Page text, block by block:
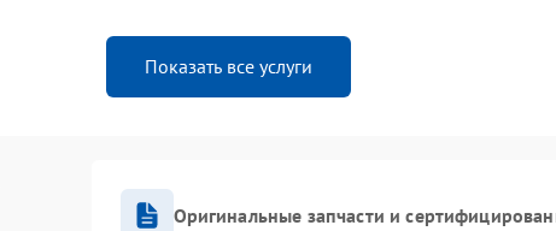
Показать все услуги
Оригинальные запчасти и